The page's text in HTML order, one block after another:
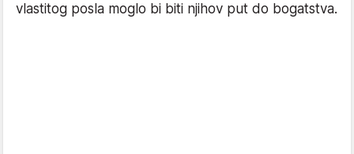
vlastitog posla moglo bi biti njihov put do bogatstva.